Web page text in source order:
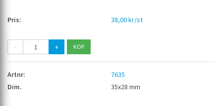
38,00 kr/st
- +
7635
35x28 mm